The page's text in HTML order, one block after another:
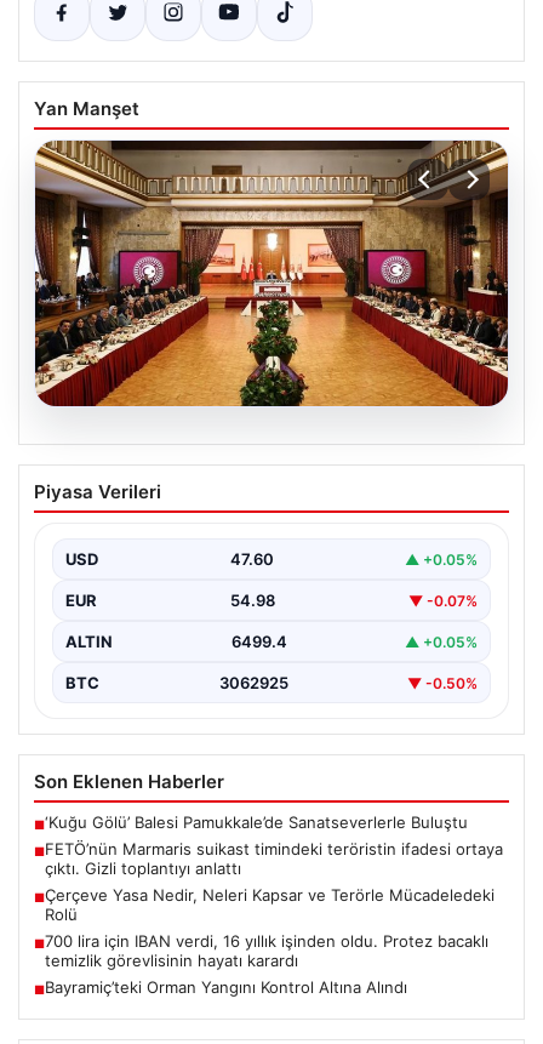
Yan Manşet
05.08.2026
Çerçeve Yasa Nedir, Neleri Kapsar ve
Terörle Mücadeledeki Rolü
tutan çerçeve yasa, temel olarak toplumsal…
Piyasa Verileri
USD 47.60 ▲ +0.05%
EUR 54.98 ▼ -0.07%
ALTIN 6499.4 ▲ +0.05%
BTC 3062925 ▼ -0.50%
Son Eklenen Haberler
■‘Kuğu Gölü’ Balesi Pamukkale’de Sanatseverlerle Buluştu
■FETÖ’nün Marmaris suikast timindeki teröristin ifadesi ortaya
çıktı. Gizli toplantıyı anlattı
■Çerçeve Yasa Nedir, Neleri Kapsar ve Terörle Mücadeledeki
Rolü
■700 lira için IBAN verdi, 16 yıllık işinden oldu. Protez bacaklı
temizlik görevlisinin hayatı karardı
■Bayramiç’teki Orman Yangını Kontrol Altına Alındı